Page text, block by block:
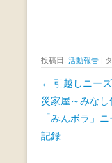
投稿日: 活動報告 |
投
稿
ナ
ビ
← 引越しニー
災家屋～みなし
「みんボラ」
記録